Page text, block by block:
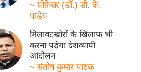
~ प्रोफ़ेसर (डॉ.) डी. के.
पांडेय
मिलावटखोरों के खिलाफ भी
करना पड़ेगा देशव्यापी
आंदोलन
~ संतोष कुमार पाठक